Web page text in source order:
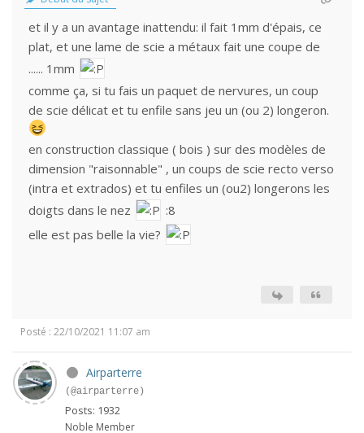
et il y a un avantage inattendu: il fait 1mm d'épais, ce
plat, et une lame de scie a métaux fait une coupe de
...... 1mm
comme ça, si tu fais un paquet de nervures, un coup
de scie délicat et tu enfile sans jeu un (ou 2) longeron.
en construction classique ( bois ) sur des modèles de
dimension "raisonnable" , un coups de scie recto verso
(intra et extrados) et tu enfiles un (ou2) longerons les
doigts dans le nez
:8
elle est pas belle la vie?
Posté : 22/10/2021 11:07 am
Airparterre
(@airparterre)
Posts: 1932
Noble Member